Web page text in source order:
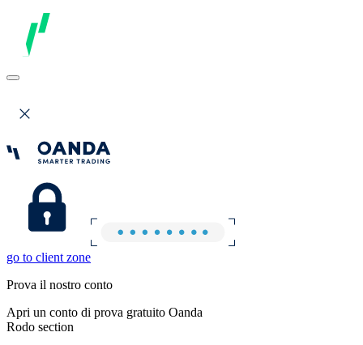
go to client zone
Prova il nostro conto
Apri un conto di prova gratuito Oanda
Rodo section